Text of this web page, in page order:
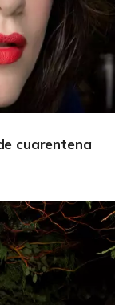
cuarentena